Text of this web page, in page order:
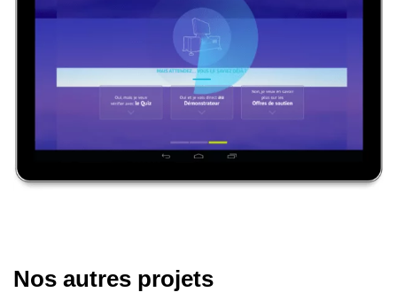
Nos autres projets